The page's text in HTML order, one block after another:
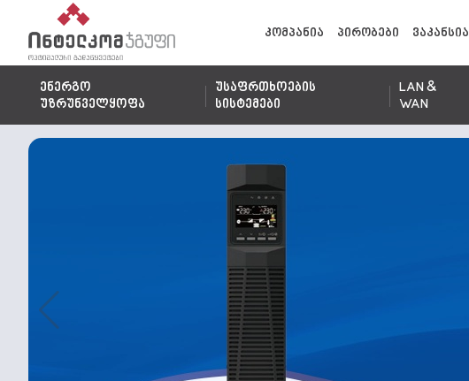
კომპანია პირობები ვაკანსია
ენერგო
უზრუნველყოფა
უსაფრთხოების
სისტემები
LAN &
WAN